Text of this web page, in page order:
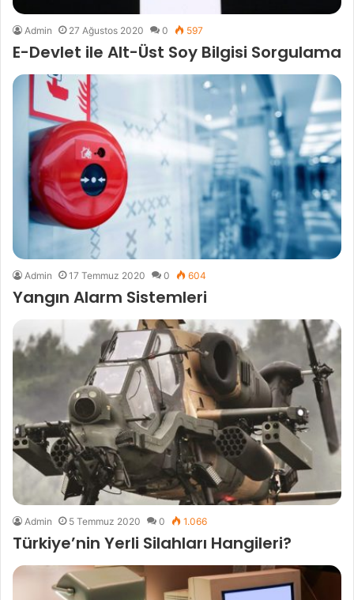
Admin 27 Ağustos 2020 0 597
E-Devlet ile Alt-Üst Soy Bilgisi Sorgulama
Admin 17 Temmuz 2020 0 604
Yangın Alarm Sistemleri
Admin 5 Temmuz 2020 0 1.066
Türkiye’nin Yerli Silahları Hangileri?